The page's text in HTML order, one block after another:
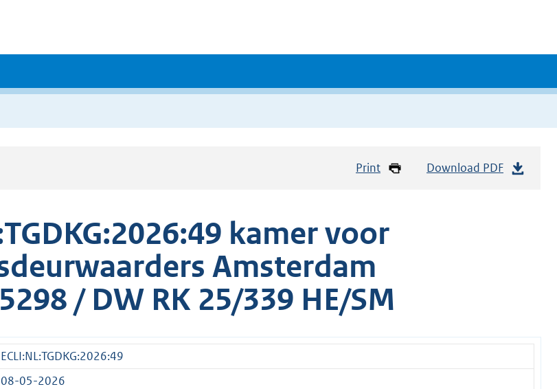
Print Download PDF
kamer voor
Amsterdam
/ DW RK 25/339 HE/SM
ECLI:NL:TGDKG:2026:49
08-05-2026